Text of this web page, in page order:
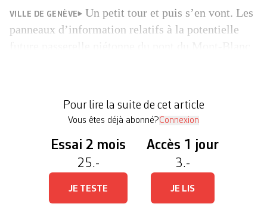
VILLE DE GENÈVE
Un petit tour et puis s’en vont. Les
panneaux d’information relatifs à la potentielle
même qui tranchera sur le crédit de […]
Pour lire la suite de cet article
Vous êtes déjà abonné?Connexion
Essai 2 mois
25.-
JE TESTE
Accès 1 jour
3.-
JE LIS